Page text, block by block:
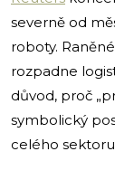
severně od
roboty.
rozpadne
důvod, proč
symbolický
celého